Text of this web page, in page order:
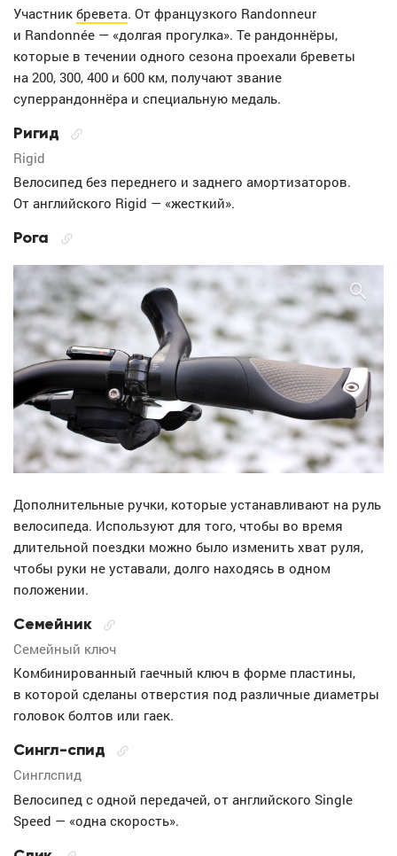
Участник бревета. От французкого Randonneur
и Randonnée — «долгая прогулка». Те рандоннёры,
которые в течении одного сезона проехали бреветы
на 200, 300, 400 и 600 км, получают звание
суперрандоннёра и специальную медаль.
Ригид
Rigid
Велосипед без переднего и заднего амортизаторов.
От английского Rigid — «жесткий».
Рога
Дополнительные ручки, которые устанавливают на руль
велосипеда. Используют для того, чтобы во время
длительной поездки можно было изменить хват руля,
чтобы руки не уставали, долго находясь в одном
положении.
Семейник
Семейный ключ
Комбинированный гаечный ключ в форме пластины,
в которой сделаны отверстия под различные диаметры
головок болтов или гаек.
Сингл-спид
Синглспид
Велосипед с одной передачей, от английского Single
Speed — «одна скорость».